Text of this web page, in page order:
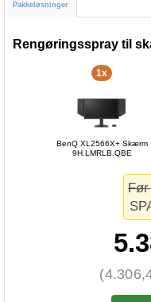
Pakkeløsninger
Rengøringsspray til
1x
BenQ XL2566X+ Skærm
9H.LMRLB.QBE
Før